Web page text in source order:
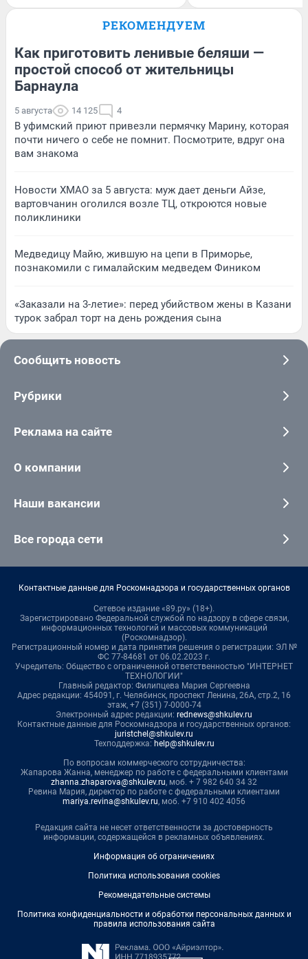
РЕКОМЕНДУЕМ
Как приготовить ленивые беляши —
простой способ от жительницы
Барнаула
5 августа 14 125 4
В уфимский приют привезли пермячку Марину, которая
почти ничего о себе не помнит. Посмотрите, вдруг она
вам знакома
Новости ХМАО за 5 августа: муж дает деньги Айзе,
вартовчанин оголился возле ТЦ, откроются новые
поликлиники
Медведицу Майю, жившую на цепи в Приморье,
познакомили с гималайским медведем Фиником
«Заказали на 3-летие»: перед убийством жены в Казани
турок забрал торт на день рождения сына
Сообщить новость
Рубрики
Реклама на сайте
О компании
Наши вакансии
Все города сети
Контактные данные для Роскомнадзора и государственных органов
Сетевое издание «89.ру» (18+).
Зарегистрировано Федеральной службой по надзору в сфере связи,
информационных технологий и массовых коммуникаций
(Роскомнадзор).
Регистрационный номер и дата принятия решения о регистрации: ЭЛ №
ФС 77-84681 от 06.02.2023 г.
Учредитель: Общество с ограниченной ответственностью "ИНТЕРНЕТ
ТЕХНОЛОГИИ"
Главный редактор: Филипцева Мария Сергеевна
Адрес редакции: 454091, г. Челябинск, проспект Ленина, 26А, стр.2, 16
этаж, +7 (351) 7-0000-74
Электронный адрес редакции: rednews@shkulev.ru
Контактные данные для Роскомнадзора и государственных органов:
juristchel@shkulev.ru
Техподдержка: help@shkulev.ru
По вопросам коммерческого сотрудничества:
Жапарова Жанна, менеджер по работе с федеральными клиентами
zhanna.zhaparova@shkulev.ru, моб. + 7 982 640 34 32
Ревина Мария, директор по работе с федеральными клиентами
mariya.revina@shkulev.ru, моб. +7 910 402 4056
Редакция сайта не несет ответственности за достоверность
информации, содержащейся в рекламных объявлениях.
Информация об ограничениях
Политика использования cookies
Рекомендательные системы
Политика конфиденциальности и обработки персональных данных и
правила использования сайта